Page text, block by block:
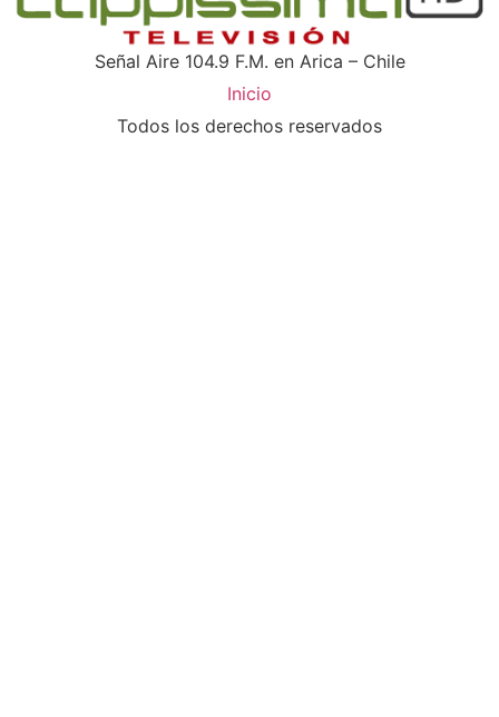
Señal Aire 104.9 F.M. en Arica – Chile
Inicio
Todos los derechos reservados